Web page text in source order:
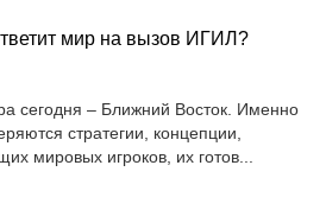
мир на вызов ИГИЛ?
сегодня – Ближний Восток. Именно
стратегии, концепции,
мировых игроков, их готов...